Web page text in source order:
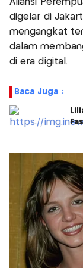
Aliansi
digelar di
mengangkat
dalam
di era digital.
Baca Juga :